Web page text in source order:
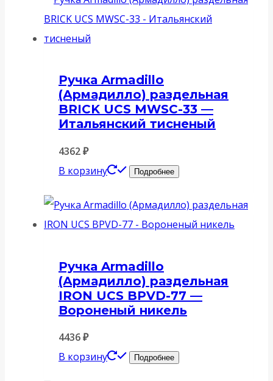
Ручка Armadillo
(Армадилло) раздельная
BRICK UCS MWSC-33 —
Итальянский тисненый
4362₽
В корзину
Подробнее
Ручка Armadillo
(Армадилло) раздельная
IRON UCS BPVD-77 —
Вороненый никель
4436₽
В корзину
Подробнее